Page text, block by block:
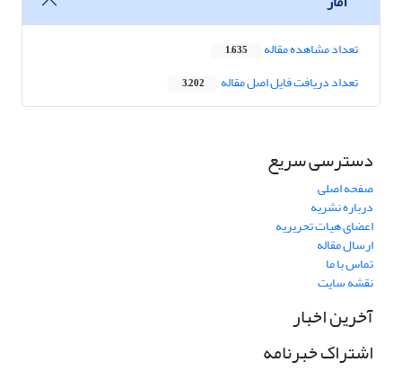
تعداد مشاهده مقاله 1,635
تعداد دریافت فایل اصل مقاله 3,202
دسترسی سریع
صفحه اصلی
درباره نشریه
اعضای هیات تحریریه
ارسال مقاله
تماس با ما
نقشه سایت
آخرین اخبار
اشتراک خبرنامه